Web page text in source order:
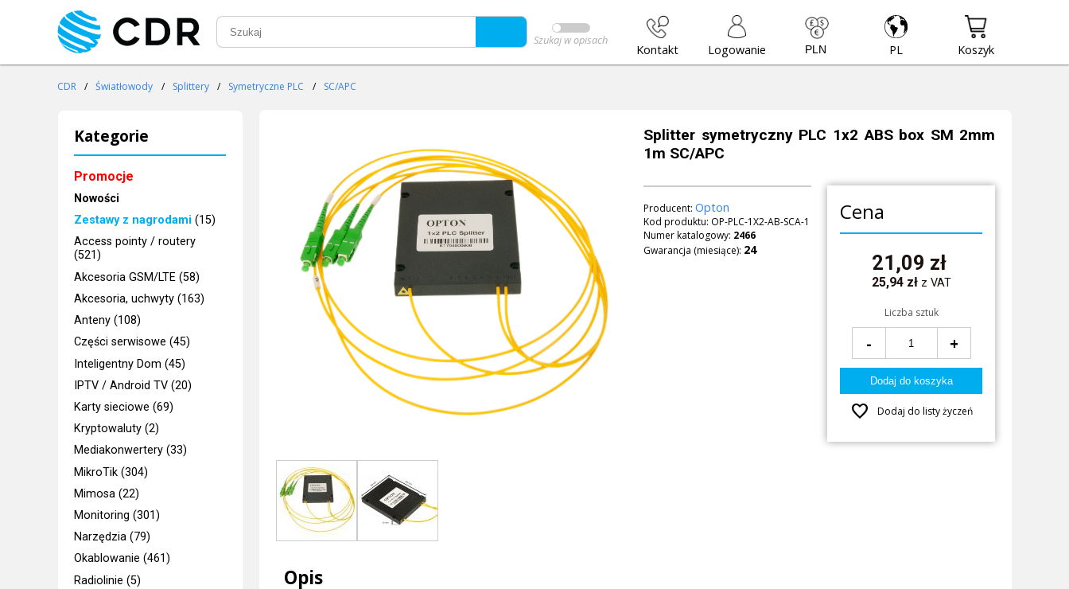
Szukaj w opisach
Kontakt Logowanie PL Koszyk
CDR / Światłowody / Splittery / Symetryczne PLC / SC/APC
Kategorie
Promocje
Nowości
Zestawy z nagrodami (15)
Access pointy / routery
(521)
Akcesoria GSM/LTE (58)
Akcesoria, uchwyty (163)
Anteny (108)
Części serwisowe (45)
Inteligentny Dom (45)
IPTV / Android TV (20)
Karty sieciowe (69)
Kryptowaluty (2)
Mediakonwertery (33)
MikroTik (304)
Mimosa (22)
Monitoring (301)
Narzędzia (79)
Okablowanie (461)
Radiolinie (5)
Splitter symetryczny PLC 1x2 ABS box SM 2mm
1m SC/APC
Producent:Opton
Kod produktu: OP-PLC-1X2-AB-SCA-1
Numer katalogowy: 2466
Gwarancja (miesiące):
Cena
21,09 zł
25,94zł z VAT
Liczba sztuk
- +
favorite Dodaj do listy życzeń
Opis